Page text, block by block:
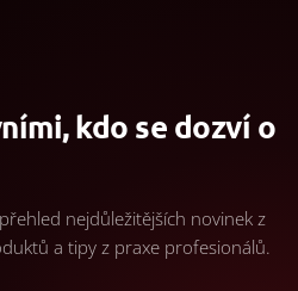
kdo se dozví o
nejdůležitějších novinek z
a tipy z praxe profesionálů.